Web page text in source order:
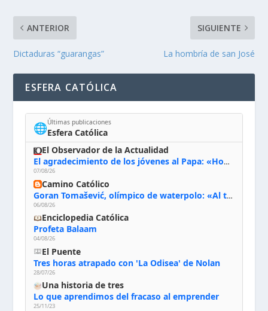
ANTERIOR
Dictaduras “guarangas”
SIGUIENTE
La hombría de san José
ESFERA CATÓLICA
🌐Últimas publicaciones
Esfera Católica
El Observador de la Actualidad
El agradecimiento de los jóvenes al Papa: «Hoy nos sentimos Iglesia»
07/08/26
Camino Católico
Goran Tomašević, olímpico de waterpolo: «Al terminar el Camino de Santiago entregué mi vida a Cristo; hablé con Dios y le dije: ‘Estoy listo; estoy a tu servicio. Puedo llevar lo que sea necesario para ti’»
06/08/26
Enciclopedia Católica
Profeta Balaam
04/08/26
El Puente
Tres horas atrapado con 'La Odisea' de Nolan
28/07/26
Una historia de tres
Lo que aprendimos del fracaso al emprender
25/11/23